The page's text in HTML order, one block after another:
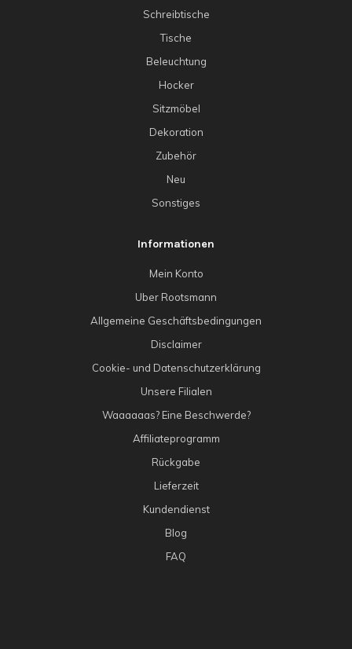
Schreibtische
Tische
Beleuchtung
Hocker
Sitzmöbel
Dekoration
Zubehör
Neu
Sonstiges
Informationen
Mein Konto
Uber Rootsmann
Allgemeine Geschäftsbedingungen
Disclaimer
Cookie- und Datenschutzerklärung
Unsere Filialen
Waaaaaas? Eine Beschwerde?
Affiliateprogramm
Rückgabe
Lieferzeit
Kundendienst
Blog
FAQ